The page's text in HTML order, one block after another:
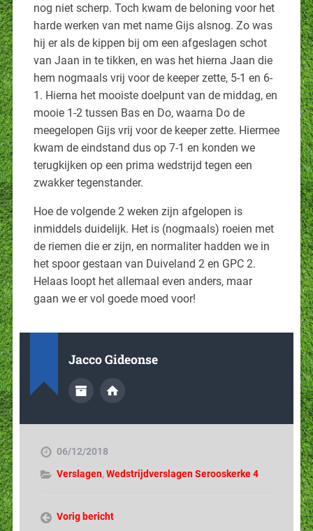
nog niet scherp. Toch kwam de beloning voor het
harde werken van met name Gijs alsnog. Zo was
hij er als de kippen bij om een afgeslagen schot
van Jaan in te tikken, en was het hierna Jaan die
hem nogmaals vrij voor de keeper zette, 5-1 en 6-
1. Hierna het mooiste doelpunt van de middag, en
mooie 1-2 tussen Bas en Do, waarna Do de
meegelopen Gijs vrij voor de keeper zette. Hiermee
kwam de eindstand dus op 7-1 en konden we
terugkijken op een prima wedstrijd tegen een
zwakker tegenstander.
Hoe de volgende 2 weken zijn afgelopen is
inmiddels duidelijk. Het is (nogmaals) roeien met
de riemen die er zijn, en normaliter hadden we in
het spoor gestaan van Duiveland 2 en GPC 2.
Helaas loopt het allemaal even anders, maar
gaan we er vol goede moed voor!
Jacco Gideonse
06/12/2018
Verslagen,Wedstrijdverslagen Serooskerke 4
Vorig bericht